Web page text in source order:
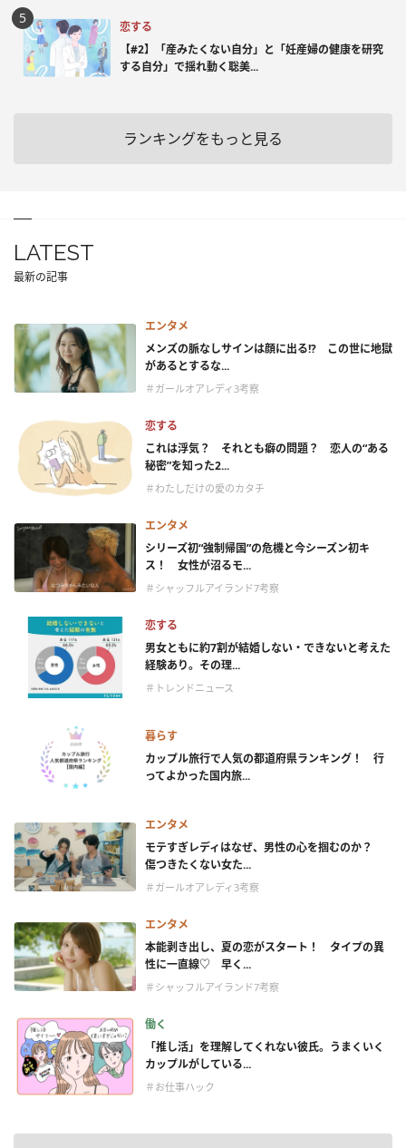
恋する
【#2】「産みたくない自分」と「妊産婦の健康を研究
する自分」で揺れ動く聡美...
ランキングをもっと見る
LATEST
最新の記事
エンタメ
メンズの脈なしサインは顔に出る!? この世に地獄
があるとするな...
＃ガールオアレディ3考察
恋する
これは浮気？ それとも癖の問題？ 恋人の“ある
秘密”を知った2...
＃わたしだけの愛のカタチ
エンタメ
シリーズ初“強制帰国”の危機と今シーズン初キ
ス！ 女性が沼るモ...
＃シャッフルアイランド7考察
恋する
男女ともに約7割が結婚しない・できないと考えた
経験あり。その理...
＃トレンドニュース
暮らす
カップル旅行で人気の都道府県ランキング！ 行
ってよかった国内旅...
エンタメ
モテすぎレディはなぜ、男性の心を掴むのか？
傷つきたくない女た...
＃ガールオアレディ3考察
エンタメ
本能剥き出し、夏の恋がスタート！ タイプの異
性に一直線♡ 早く...
＃シャッフルアイランド7考察
働く
「推し活」を理解してくれない彼氏。うまくいく
カップルがしている...
＃お仕事ハック